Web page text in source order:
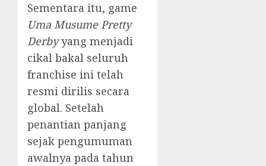
Sementara itu, game
Uma Musume Pretty
Derbyyang menjadi
cikal bakal seluruh
franchise ini telah
resmi dirilis secara
global. Setelah
penantian panjang
sejak pengumuman
awalnya pada tahun